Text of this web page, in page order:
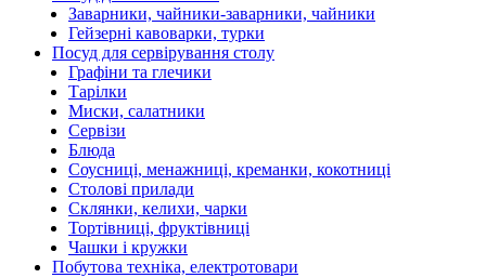
Заварники, чайники-заварники, чайники
Гейзерні кавоварки, турки
Посуд для сервірування столу
Графіни та глечики
Тарілки
Миски, салатники
Сервізи
Блюда
Соусниці, менажниці, креманки, кокотниці
Столові прилади
Склянки, келихи, чарки
Тортівниці, фруктівниці
Чашки і кружки
Побутова техніка, електротовари